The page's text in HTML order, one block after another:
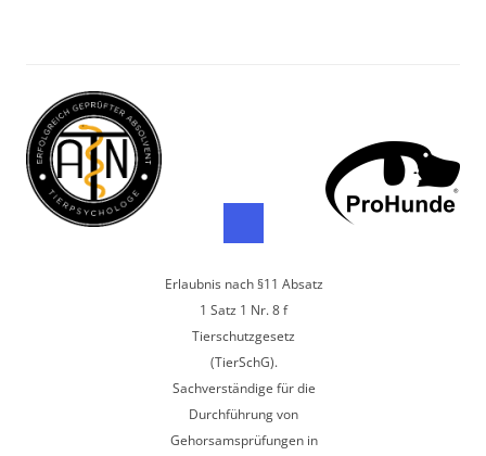
Erlaubnis nach §11 Absatz
1 Satz 1 Nr. 8 f
Tierschutzgesetz
(TierSchG).
Sachverständige für die
Durchführung von
Gehorsamsprüfungen in